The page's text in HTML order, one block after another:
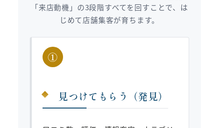
「来店動機」の3段階すべてを回すことで、は
じめて店舗集客が育ちます。
①
見つけてもらう（発見）